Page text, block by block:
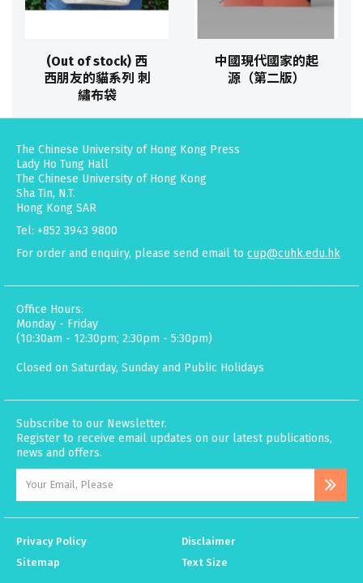
(Out of stock) 西
西朋友的貓系列 刺
繡布袋
中國現代國家的起
源（第二版）
The Chinese University of Hong Kong Press
Lady Ho Tung Hall
The Chinese University of Hong Kong
Sha Tin, N.T.
Hong Kong SAR
Tel: +852 3943 9800
For order and enquiry, please send email to cup@cuhk.edu.hk
Office Hours:
Monday - Friday
(10:30am - 12:30pm; 2:30pm - 5:30pm)
Closed on Saturday, Sunday and Public Holidays
Subscribe to our Newsletter.
Register to receive email updates on our latest publications,
news and offers.
Privacy Policy
Disclaimer
Sitemap
Text Size